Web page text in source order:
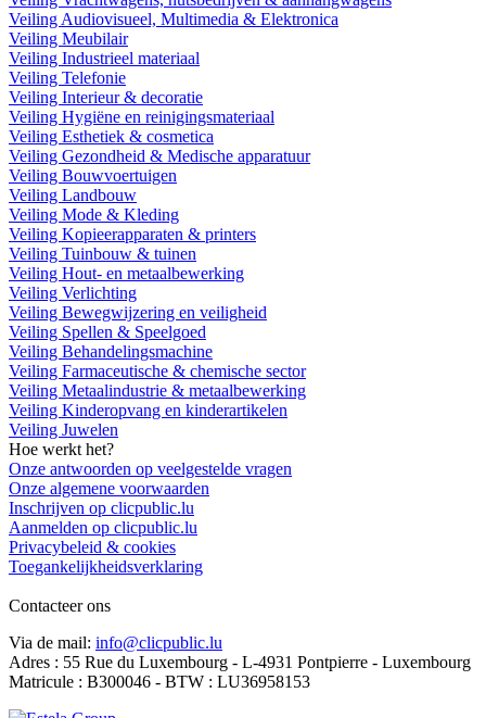
Veiling Audiovisueel, Multimedia & Elektronica
Veiling Meubilair
Veiling Industrieel materiaal
Veiling Telefonie
Veiling Interieur & decoratie
Veiling Hygiëne en reinigingsmateriaal
Veiling Esthetiek & cosmetica
Veiling Gezondheid & Medische apparatuur
Veiling Bouwvoertuigen
Veiling Landbouw
Veiling Mode & Kleding
Veiling Kopieerapparaten & printers
Veiling Tuinbouw & tuinen
Veiling Hout- en metaalbewerking
Veiling Verlichting
Veiling Bewegwijzering en veiligheid
Veiling Spellen & Speelgoed
Veiling Behandelingsmachine
Veiling Farmaceutische & chemische sector
Veiling Metaalindustrie & metaalbewerking
Veiling Kinderopvang en kinderartikelen
Veiling Juwelen
Hoe werkt het?
Onze antwoorden op veelgestelde vragen
Onze algemene voorwaarden
Inschrijven op clicpublic.lu
Aanmelden op clicpublic.lu
Privacybeleid & cookies
Toegankelijkheidsverklaring
Contacteer ons
Via de mail: info@clicpublic.lu
Adres : 55 Rue du Luxembourg - L-4931 Pontpierre - Luxembourg
Matricule : B300046 - BTW : LU36958153